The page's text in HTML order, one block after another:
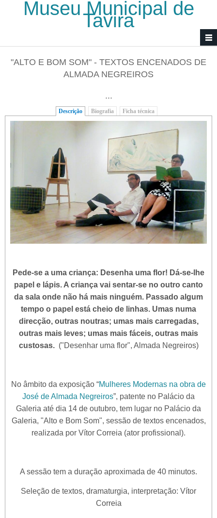
Passar para o conteúdo principal
Museu Municipal de
Tavira
"ALTO E BOM SOM" - TEXTOS ENCENADOS DE
ALMADA NEGREIROS
...
Descrição (separador ativo)
Biografia Ficha técnica
Pede-se a uma criança: Desenha uma flor! Dá-se-lhe
papel e lápis. A criança vai sentar-se no outro canto
da sala onde não há mais ninguém. Passado algum
tempo o papel está cheio de linhas. Umas numa
direcção, outras noutras; umas mais carregadas,
outras mais leves; umas mais fáceis, outras mais
custosas. ("Desenhar uma flor", Almada Negreiros)
No âmbito da exposição “Mulheres Modernas na obra de
José de Almada Negreiros”, patente no Palácio da
Galeria até dia 14 de outubro, tem lugar no Palácio da
Galeria, "Alto e Bom Som", sessão de textos encenados,
realizada por Vítor Correia (ator profissional).
A sessão tem a duração aproximada de 40 minutos.
Seleção de textos, dramaturgia, interpretação: Vítor
Correia